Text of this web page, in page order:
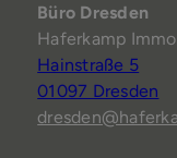
Büro Dresden
Haferkamp
Hainstraße 5
01097 Dresden